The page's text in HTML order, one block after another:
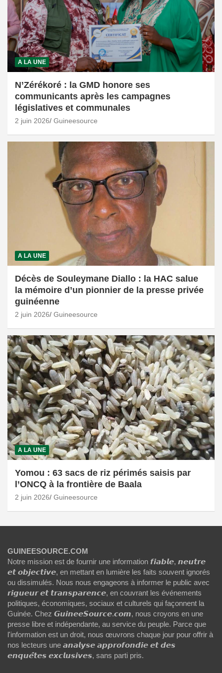
A LA UNE
N’Zérékoré : la GMD honore ses
communicants après les campagnes
législatives et communales
2 juin 2026 Guineesource
A LA UNE
Décès de Souleymane Diallo : la HAC salue
la mémoire d’un pionnier de la presse privée
guinéenne
2 juin 2026 Guineesource
A LA UNE
Yomou : 63 sacs de riz périmés saisis par
l’ONCQ à la frontière de Baala
2 juin 2026 Guineesource
GUINEESOURCE.COM
Notre mission est de fournir une information 𝙛𝙞𝙖𝙗𝙡𝙚, 𝙣𝙚𝙪𝙩𝙧𝙚
𝙚𝙩 𝙤𝙗𝙟𝙚𝙘𝙩𝙞𝙫𝙚, en mettant en lumière les faits souvent ignorés
ou dissimulés. Nous nous engageons à informer le public avec
𝙧𝙞𝙜𝙪𝙚𝙪𝙧 𝙚𝙩 𝙩𝙧𝙖𝙣𝙨𝙥𝙖𝙧𝙚𝙣𝙘𝙚, en couvrant les événements
politiques, économiques, sociaux et culturels qui façonnent la
Guinée. Chez 𝙂𝙪𝙞𝙣𝙚𝙚𝙎𝙤𝙪𝙧𝙘𝙚.𝙘𝙤𝙢, nous croyons en une
presse libre et indépendante, au service du peuple. Parce que
l'information est un droit, nous œuvrons chaque jour pour offrir à
nos lecteurs une 𝙖𝙣𝙖𝙡𝙮𝙨𝙚 𝙖𝙥𝙥𝙧𝙤𝙛𝙤𝙣𝙙𝙞𝙚 𝙚𝙩 𝙙𝙚𝙨
𝙚𝙣𝙦𝙪𝙚̂𝙩𝙚𝙨 𝙚𝙭𝙘𝙡𝙪𝙨𝙞𝙫𝙚𝙨, sans parti pris.